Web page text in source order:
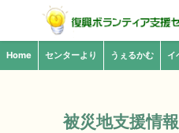
Home センターより うぇるかむ イ
被災地支援情報